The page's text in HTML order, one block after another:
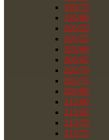
195/75
195/80
205/50
205/55
205/60
205/65
205/70
205/75
205/80
215/60
215/65
215/70
215/75